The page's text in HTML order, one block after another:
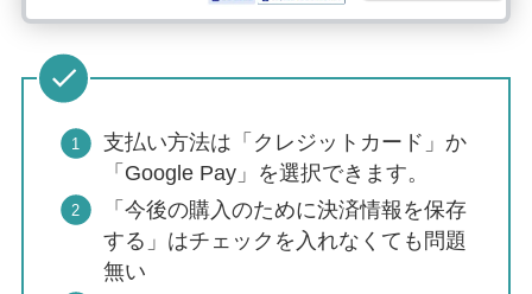
支払い方法は「クレジットカード」か
「Google Pay」を選択できます。
「今後の購入のために決済情報を保存
する」はチェックを入れなくても問題
無い